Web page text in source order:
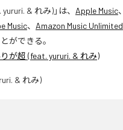
& れみ)」は、 Apple Music、
Music、 Amazon Music Unlimited
ができる。
が超 (feat. yururi. & れみ)